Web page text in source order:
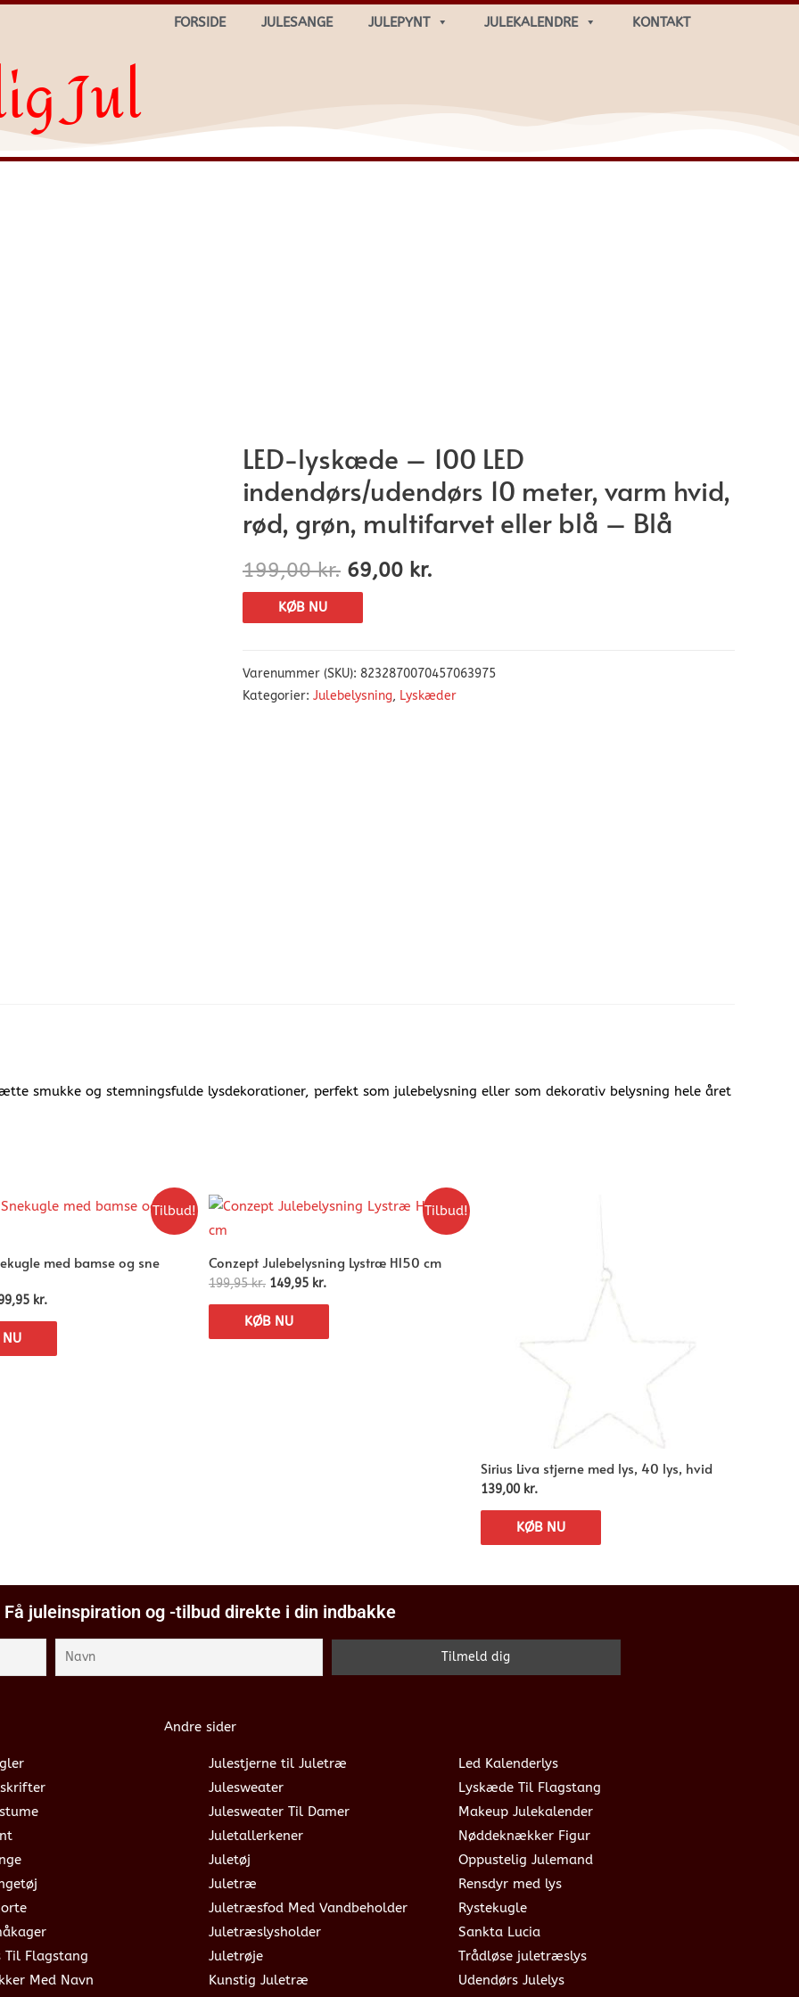
FORSIDE JULESANGE JULEPYNT JULEKALENDRE KONTAKT
Jul
LED-lyskæde – 100 LED
indendørs/udendørs 10 meter, varm hvid,
rød, grøn, multifarvet eller blå – Blå
199,00kr. 69,00 kr.
KØB NU
Varenummer (SKU): 8232870070457063975
Kategorier: Julebelysning, Lyskæder
smukke og stemningsfulde lysdekorationer, perfekt som julebelysning eller som dekorativ belysning hele året
Tilbud!
med bamse og sne
kr.
NU
Tilbud!
Conzept Julebelysning Lystræ H150 cm
199,95kr. 149,95 kr.
KØB NU
Sirius Liva stjerne med lys, 40 lys, hvid
139,00 kr.
KØB NU
Få juleinspiration og -tilbud direkte i din indbakke
Andre sider
Til Flagstang
Med Navn
Julestjerne til Juletræ
Julesweater
Julesweater Til Damer
Juletallerkener
Juletøj
Juletræ
Juletræsfod Med Vandbeholder
Juletræslysholder
Juletrøje
Kunstig Juletræ
Led Kalenderlys
Lyskæde Til Flagstang
Makeup Julekalender
Nøddeknækker Figur
Oppustelig Julemand
Rensdyr med lys
Rystekugle
Sankta Lucia
Trådløse juletræslys
Udendørs Julelys